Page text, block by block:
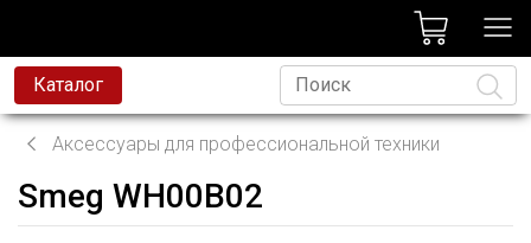
Каталог
Аксессуары для профессиональной техники
Smeg WH00B02